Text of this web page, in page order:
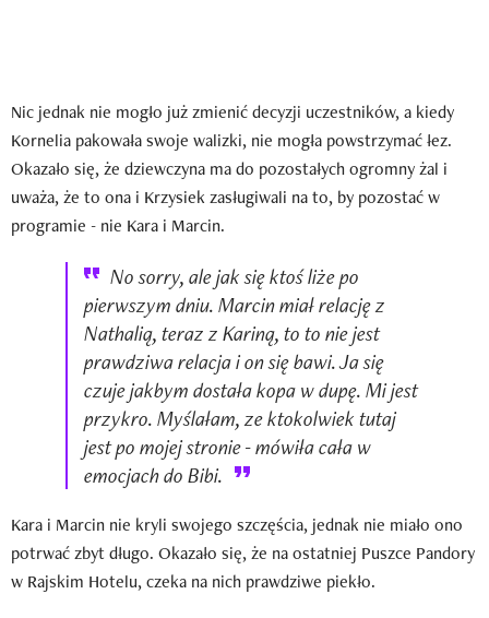
Nic jednak nie mogło już zmienić decyzji uczestników, a kiedy
Kornelia pakowała swoje walizki, nie mogła powstrzymać łez.
Okazało się, że dziewczyna ma do pozostałych ogromny żal i
uważa, że to ona i Krzysiek zasługiwali na to, by pozostać w
programie - nie Kara i Marcin.
No sorry, ale jak się ktoś liże po
pierwszym dniu. Marcin miał relację z
Nathalią, teraz z Kariną, to to nie jest
prawdziwa relacja i on się bawi. Ja się
czuje jakbym dostała kopa w dupę. Mi jest
przykro. Myślałam, ze ktokolwiek tutaj
jest po mojej stronie - mówiła cała w
emocjach do Bibi.
Kara i Marcin nie kryli swojego szczęścia, jednak nie miało ono
potrwać zbyt długo. Okazało się, że na ostatniej Puszce Pandory
w Rajskim Hotelu, czeka na nich prawdziwe piekło.